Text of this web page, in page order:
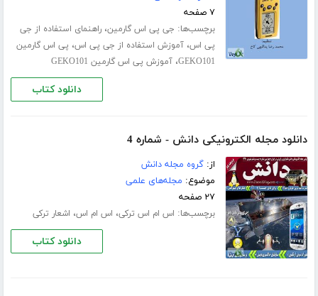
۷ صفحه
برچسب‌ها: جی پی اس گارمین،راهنمای استفاده از جی
پی اس،آموزش استفاده از جی پی اس، پی اس گارمین
GEKO101،آموزش پی اس گارمین GEKO101
دانلود کتاب
دانلود مجله الکترونیکی دانش - شماره 4
از:گروه مجله دانش
موضوع: مجله‌های علمی
۲۷ صفحه
برچسب‌ها: اس ام اس ترکی، اس ام اس، اشعار ترکی
دانلود کتاب